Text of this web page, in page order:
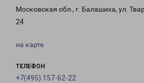
Московская обл., г. Балашиха, ул.
24
на карте
ТЕЛЕФОН
+7(495) 157-62-22